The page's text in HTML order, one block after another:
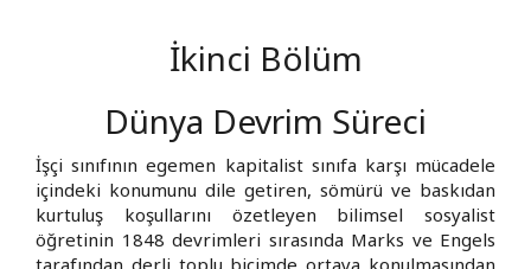
İkinci Bölüm
Dünya Devrim Süreci
İşçi sınıfının egemen kapitalist sınıfa karşı mücadele
içindeki konumunu dile getiren, sömürü ve baskıdan
kurtuluş koşullarını özetleyen bilimsel sosyalist
öğretinin 1848 devrimleri sırasında Marks ve Engels
tarafından derli toplu biçimde ortaya konulmasından